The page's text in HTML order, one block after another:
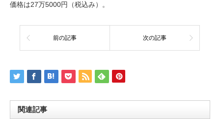
価格は27万5000円（税込み）。
前の記事 次の記事
関連記事